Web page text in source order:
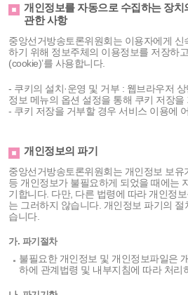
개인정보를 자동으로 수집하는 장치
관한 사항
중앙선거방송토론위원회는 이용자에게
하기 위해 정보주체의 이용정보를 저장하
(cookie)’를 사용합니다.
- 쿠키의 설치·운영 및 거부 : 웹브라우저
정보 메뉴의 옵션 설정을 통해 쿠키 저장을
- 쿠키 저장을 거부할 경우 서비스 이용에
개인정보의 파기
중앙선거방송토론위원회는 개인정보 보유
등 개인정보가 불필요하게 되었을 때에는
기합니다. 다만, 다른 법령에 따라 개인정
는 그러하지 않습니다. 개인정보 파기의
습니다.
가. 파기절차
불필요한 개인정보 및 개인정보파일은
하에 관계법령 및 내부지침에 따라 처리